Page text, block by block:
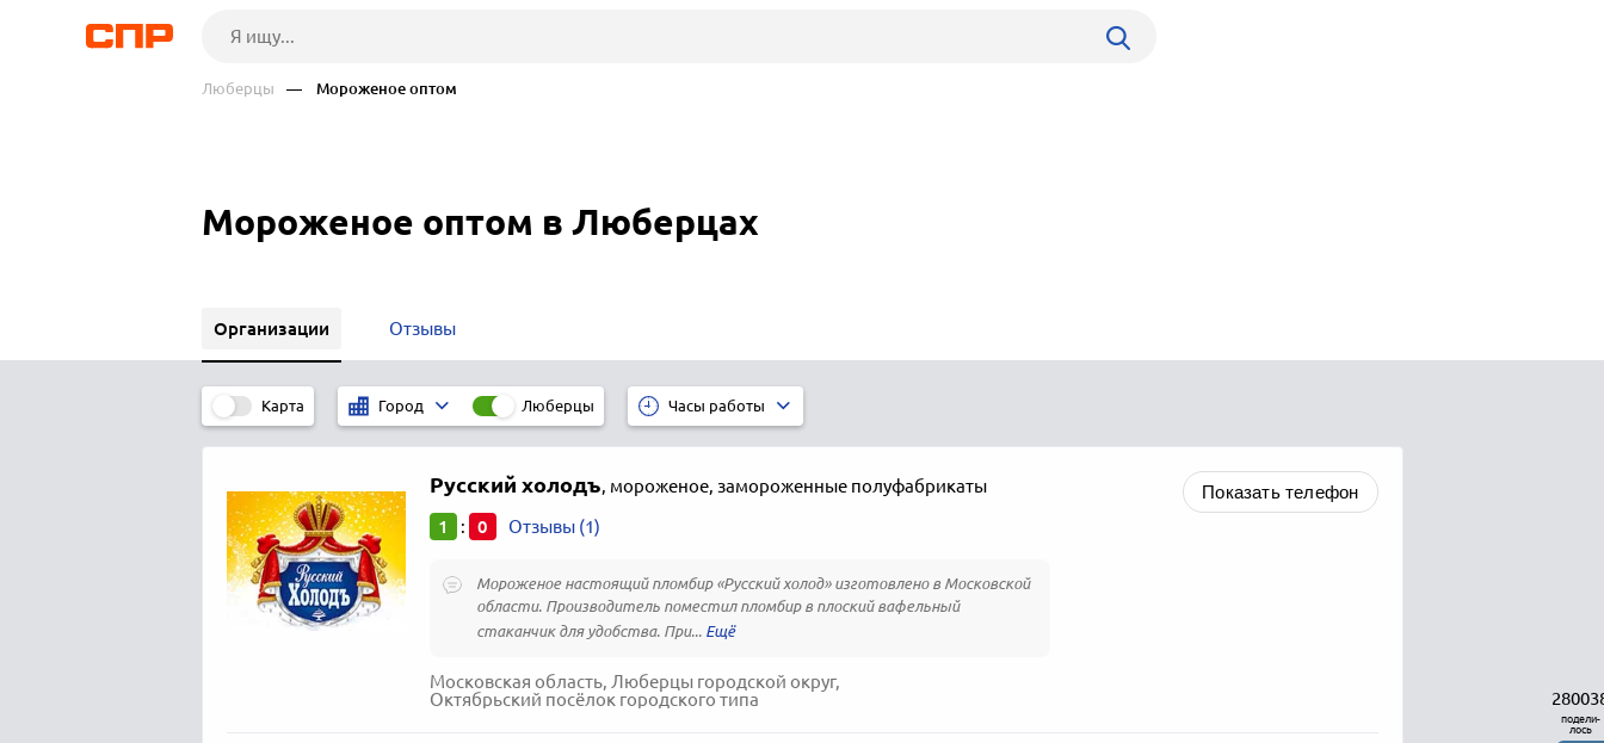
Люберцы — Мороженое оптом
Мороженое оптом в Люберцах
Организации Отзывы
Карта Город Люберцы Часы работы
Русский холодъ, мороженое, замороженные полуфабрикаты
1 : 0 Отзывы (1)
Мороженое настоящий пломбир «Русский холод» изготовлено в Московской
области. Производитель поместил пломбир в плоский вафельный
стаканчик для удобства. При...
Московская область, Люберцы городской округ,
Октябрьский посёлок городского типа
Показать телефон
подели-
лось